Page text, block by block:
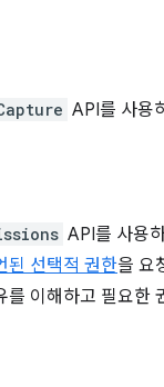
API를 사용
API를 사용
된 선택적 권한을 요
를 이해하고 필요한